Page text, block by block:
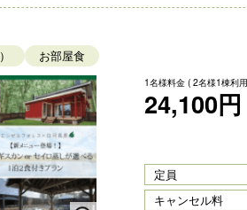
お部屋食
1名様料金 ( 2名様1棟利
24,100円
定員
キャンセル料